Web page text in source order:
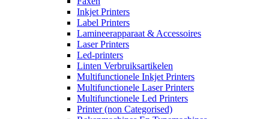
Inkjet Printers
Label Printers
Lamineerapparaat & Accessoires
Laser Printers
Led-printers
Linten Verbruiksartikelen
Multifunctionele Inkjet Printers
Multifunctionele Laser Printers
Multifunctionele Led Printers
Printer (non Categorised)